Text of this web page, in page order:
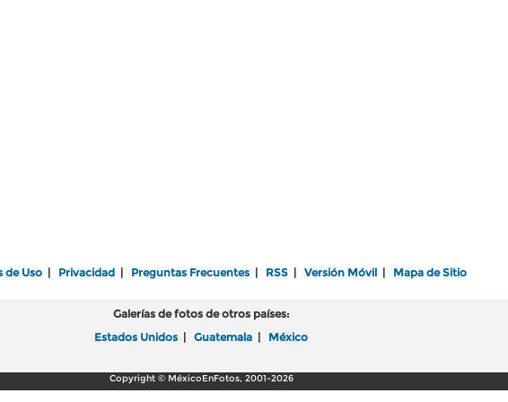
de Uso Privacidad Preguntas Frecuentes RSS Versión Móvil Mapa de Sitio
Galerías de fotos de otros países:
Estados Unidos
Guatemala México
Copyright © MéxicoEnFotos, 2001-2026